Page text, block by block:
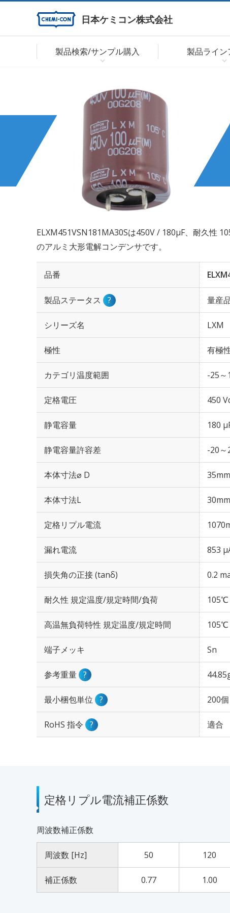
日本ケミコン株式会社
製品検索/サンプル購入 製品ライン
ELXM451VSN181MA30Sは450V / 180µF、耐久性
のアルミ大形電解コンデンサです。
品番
製品ステータス ? 量産
シリーズ名 LXM
極性 有極
カテゴリ温度範囲 -25
定格電圧 450
静電容量 180
静電容量許容差 -20
本体寸法⌀ D 35mm
本体寸法L 30mm
定格リプル電流
漏れ電流 853
損失角の正接 (tanδ) 0.2
耐久性 規定温度/規定時間/負荷 105℃
高温無負荷特性 規定温度/規定時間 105℃
端子メッキ Sn
参考重量 ?
最小梱包単位 ? 200個
RoHS 指令 ? 適合
定格リプル電流補正係数
周波数補正係数
周波数 [Hz] 50 120
補正係数 0.77 1.00